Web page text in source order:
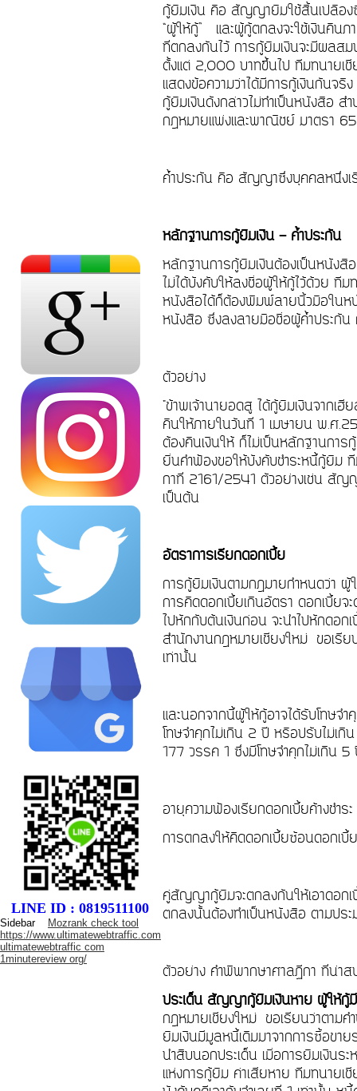
LINE ID : 0819511100
Sidebar
Mozrank check tool
https://www.ultimatewebtraffic.com
ultimatewebtraffic com
1minutereview org/
กู้ยืมเงิน คือ สัญญายืมใช้สิ้นเปลือ
“ผู้ให้กู้”
และผู้กู้ตกลงจะใช้เงินคืน
ที่ตกลงกันไว้ การกู้ยืมเงินจะมีผลส
ตั้งแต่ 2,000 บาทขึ้นไป ทีมทนายเชี
แสดงข้อความว่าได้มีการกู้เงินกันจ
กู้ยืมเงินดังกล่าวไม่ทำเป็นหนังสือ ส
กฎหมายแพ่งและพาณิชย์ มาตรา
ค้ำประกัน คือ สัญญาซึ่งบุคคลหนึ่งเรี
หลักฐานการกู้ยืมเงิน - ค้ำประกัน
หลักฐานการกู้ยืมเงินต้องเป็นหนังสื
ไม่ได้บังคับให้ลงชื่อผู้ให้กู้ไว้ด้วย ทีม
หนังสือได้ก็ต้องพิมพ์ลายนิ้วมือในห
หนังสือ ซึ่งลงลายมือชื่อผู้ค้ำประกั
ตัวอย่าง
"ข้าพเจ้านายอดสู ได้กู้ยืมเงินจากเ
คืนให้ภายในวันที่ 1 เมษายน พ.ศ
ต้องคืนเงินให้ ก็ไม่เป็นหลักฐานการ
ยื่นคำฟ้องขอให้บังคับชำระหนี้กู้ยืม
กาที่ 2161/2541 ตัวอย่างเช่น สัญ
เป็นต้น
อัตราการเรียกดอกเบี้ย
การกู้ยืมเงินตามกฎมายกำหนดว่า ผู้
การคิดดอกเบี้ยเกินอัตรา ดอกเบี้ยจะ
ไปหักกับต้นเงินก่อน จะนำไปหักดอก
สำนักงานกฎหมายเชียงใหม่ ขอเรี
เท่านั้น
และนอกจากนี้ผู้ให้กู้อาจได้รับโทษจ
โทษจำคุกไม่เกิน 2 ปี หรือปรับไม่เ
177 วรรค 1 ซึ่งมีโทษจำคุกไม่เกิน 5
อายุความฟ้องเรียกดอกเบี้ยค้างชำ
การตกลงให้คิดดอกเบี้ยซ้อนดอกเบี้
คู่สัญญากู้ยืมจะตกลงกันให้เอาดอกเ
ตกลงนั้นต้องทำเป็นหนังสือ ตามปร
ตัวอย่าง คำพิพากษาศาลฏีกา ที่น่าส
ประเด็น สัญญากู้ยืมเงินหาย ผู้ให้กู้
กฎหมายเชียงใหม่ ขอเรียนว่าตาม
ยืมเงินมีมูลหนี้เดิมมาจากการซื้อขา
นำสืบนอกประเด็น เมื่อการยืมเงินร
แห่งการกู้ยืม ค่าเสียหาย ทีมทนายเ